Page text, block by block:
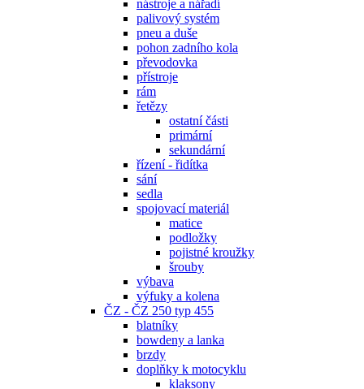
nástroje a nářadí
palivový systém
pneu a duše
pohon zadního kola
převodovka
přístroje
rám
řetězy
ostatní části
primární
sekundární
řízení - řidítka
sání
sedla
spojovací materiál
matice
podložky
pojistné kroužky
šrouby
výbava
výfuky a kolena
ČZ - ČZ 250 typ 455
blatníky
bowdeny a lanka
brzdy
doplňky k motocyklu
klaksony